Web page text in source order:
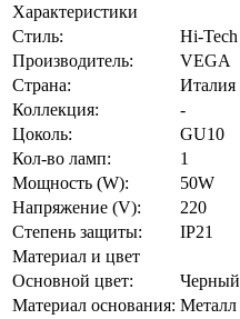
Характеристики
Стиль:
Hi-Tech
Производитель:
VEGA
Страна:
Италия
Коллекция:
-
Цоколь:
GU10
Кол-во ламп:
1
Мощность (W):
50W
Напряжение (V):
220
Степень защиты:
IP21
Материал и цвет
Основной цвет:
Черный
Материал основания: Металл